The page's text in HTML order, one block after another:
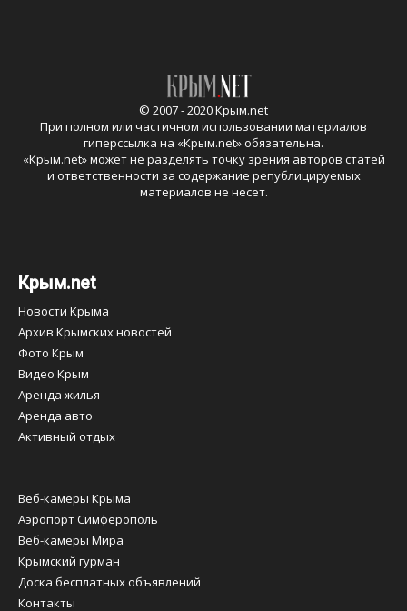
© 2007 - 2020 Крым.net
При полном или частичном использовании материалов
гиперссылка на «Крым.net» обязательна.
«Крым.net» может не разделять точку зрения авторов статей
и ответственности за содержание републицируемых
материалов не несет.
Крым.net
Новости Крыма
Архив Крымских новостей
Фото Крым
Видео Крым
Аренда жилья
Аренда авто
Активный отдых
Веб-камеры Крыма
Аэропорт Симферополь
Веб-камеры Мира
Крымский гурман
Доска бесплатных объявлений
Контакты